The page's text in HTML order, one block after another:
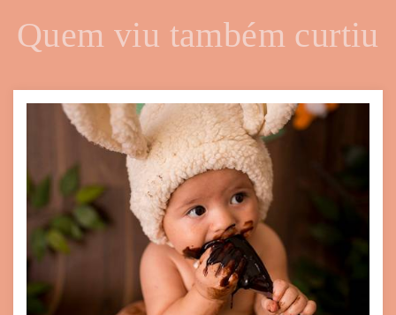
Quem viu também curtiu